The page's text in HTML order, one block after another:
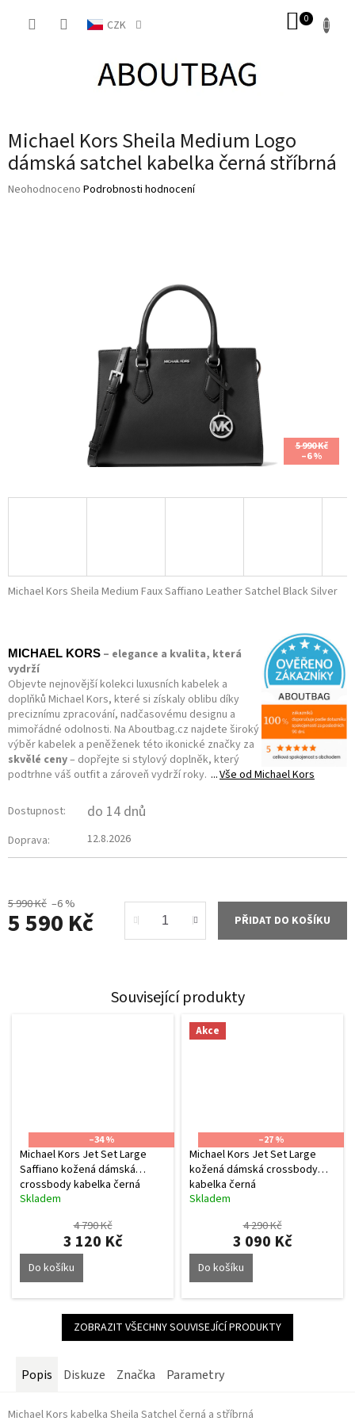
CZK
Michael Kors Sheila Medium Logo
dámská satchel kabelka černá stříbrná
Průměrné
Neohodnoceno Podrobnosti hodnocení
5 990 Kč
–6 %
Michael Kors Sheila Medium Faux Saffiano Leather Satchel Black Silver
5 990 Kč –6 %
5 590 Kč PŘIDAT DO KOŠÍKU
MICHAEL KORS – elegance a kvalita, která
vydrží
Objevte nejnovější kolekci luxusních kabelek a
doplňků Michael Kors, které si získaly oblibu díky
preciznímu zpracování, nadčasovému designu a
mimořádné odolnosti. Na Aboutbag.cz najdete široký
výběr kabelek a peněženek této ikonické značky za
skvělé ceny– dopřejte si stylový doplněk, který
podtrhne váš outfit a zároveň vydrží roky.
Vše odMichael Kors
Dostupnost: do 14 dnů
Doprava: 12.8.2026
Související produkty
–34 %
Michael Kors Jet Set Large
Saffiano kožená dámská
crossbody kabelka černá
stříbrná
Průměrné
5,0
Skladem
4 790 Kč
3 120 Kč
Do košíku
Akce
–27 %
Michael Kors Jet Set Large
kožená dámská crossbody
kabelka černá
Průměrné
5,0
Skladem
4 290 Kč
3 090 Kč
Do košíku
ZOBRAZIT VŠECHNY SOUVISEJÍCÍ PRODUKTY
Popis Diskuze Značka Parametry
Michael Kors kabelka Sheila Satchel černá a stříbrná